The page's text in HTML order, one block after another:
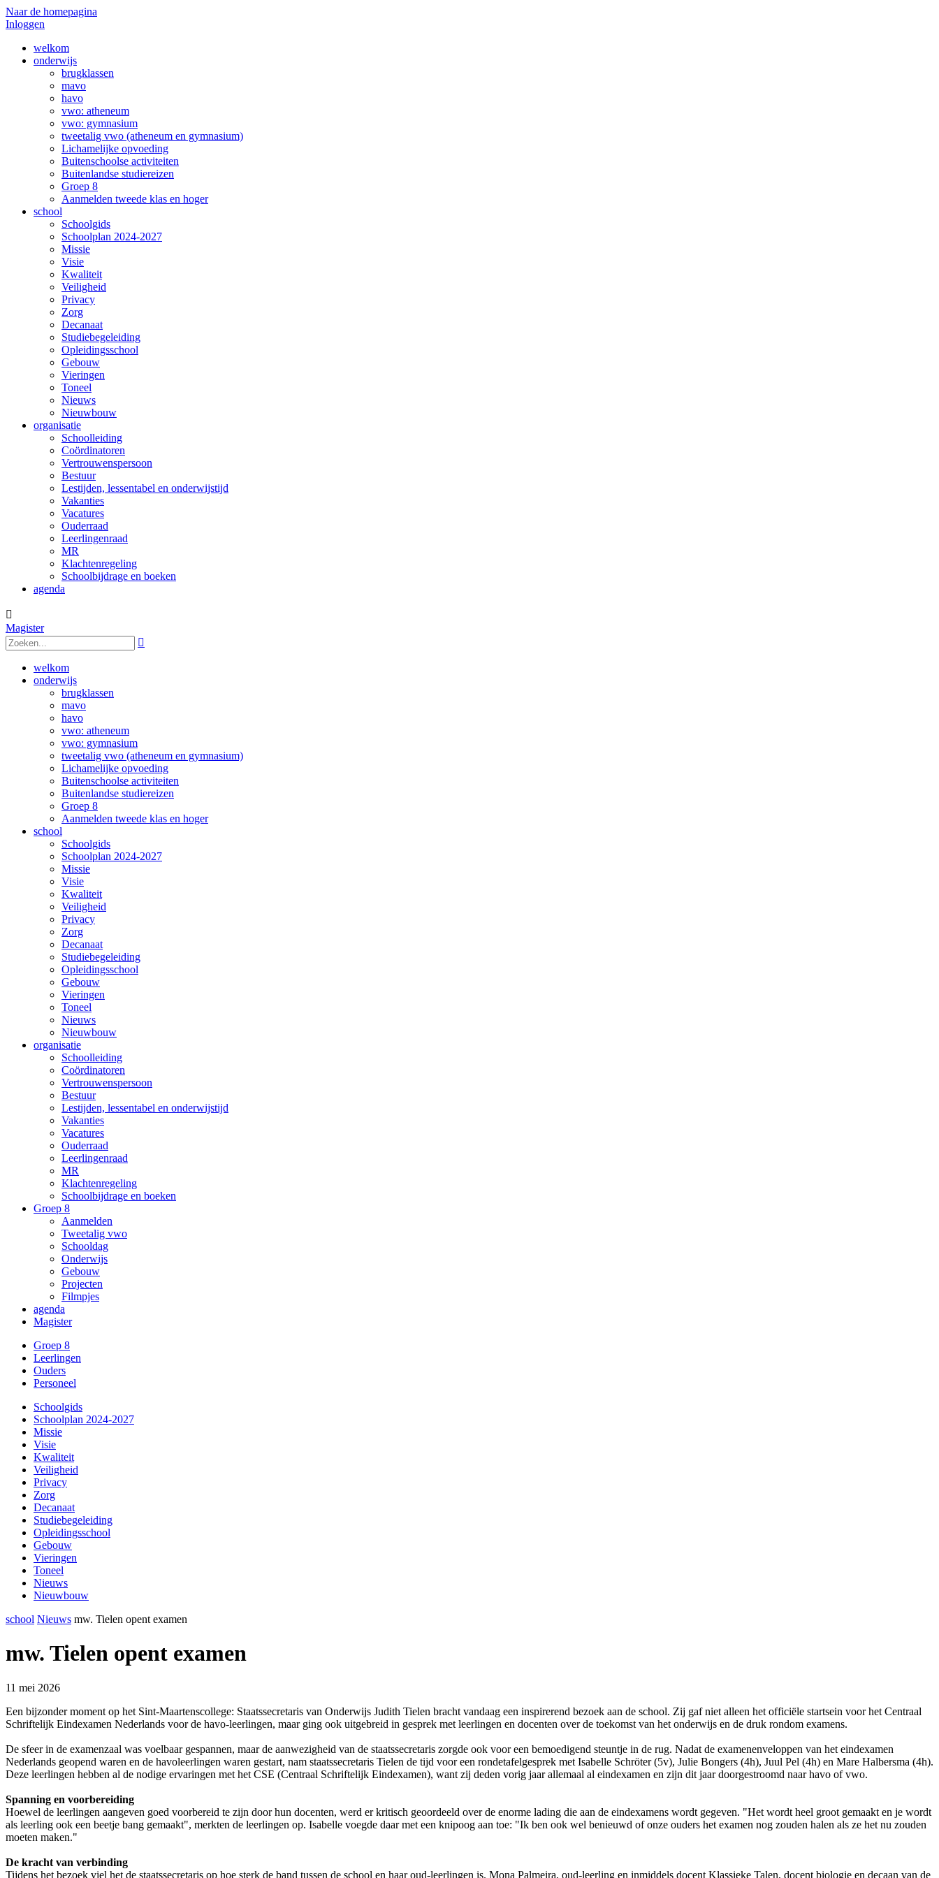
Naar de homepagina
Inloggen
welkom
onderwijs
brugklassen
mavo
havo
vwo: atheneum
vwo: gymnasium
tweetalig vwo (atheneum en gymnasium)
Lichamelijke opvoeding
Buitenschoolse activiteiten
Buitenlandse studiereizen
Groep 8
Aanmelden tweede klas en hoger
school
Schoolgids
Schoolplan 2024-2027
Missie
Visie
Kwaliteit
Veiligheid
Privacy
Zorg
Decanaat
Studiebegeleiding
Opleidingsschool
Gebouw
Vieringen
Toneel
Nieuws
Nieuwbouw
organisatie
Schoolleiding
Coördinatoren
Vertrouwenspersoon
Bestuur
Lestijden, lessentabel en onderwijstijd
Vakanties
Vacatures
Ouderraad
Leerlingenraad
MR
Klachtenregeling
Schoolbijdrage en boeken
agenda

Magister

welkom
onderwijs
brugklassen
mavo
havo
vwo: atheneum
vwo: gymnasium
tweetalig vwo (atheneum en gymnasium)
Lichamelijke opvoeding
Buitenschoolse activiteiten
Buitenlandse studiereizen
Groep 8
Aanmelden tweede klas en hoger
school
Schoolgids
Schoolplan 2024-2027
Missie
Visie
Kwaliteit
Veiligheid
Privacy
Zorg
Decanaat
Studiebegeleiding
Opleidingsschool
Gebouw
Vieringen
Toneel
Nieuws
Nieuwbouw
organisatie
Schoolleiding
Coördinatoren
Vertrouwenspersoon
Bestuur
Lestijden, lessentabel en onderwijstijd
Vakanties
Vacatures
Ouderraad
Leerlingenraad
MR
Klachtenregeling
Schoolbijdrage en boeken
Groep 8
Aanmelden
Tweetalig vwo
Schooldag
Onderwijs
Gebouw
Projecten
Filmpjes
agenda
Magister
Groep 8
Leerlingen
Ouders
Personeel
Schoolgids
Schoolplan 2024-2027
Missie
Visie
Kwaliteit
Veiligheid
Privacy
Zorg
Decanaat
Studiebegeleiding
Opleidingsschool
Gebouw
Vieringen
Toneel
Nieuws
Nieuwbouw
school Nieuws mw. Tielen opent examen
mw. Tielen opent examen
11 mei 2026
Een bijzonder moment op het Sint-Maartenscollege: Staatssecretaris van Onderwijs Judith Tielen bracht vandaag een inspirerend bezoek aan de school. Zij gaf niet alleen het officiële startsein voor het Centraal
Schriftelijk Eindexamen Nederlands voor de havo-leerlingen, maar ging ook uitgebreid in gesprek met leerlingen en docenten over de toekomst van het onderwijs en de druk rondom examens.
De sfeer in de examenzaal was voelbaar gespannen, maar de aanwezigheid van de staatssecretaris zorgde ook voor een bemoedigend steuntje in de rug. Nadat de examenenveloppen van het eindexamen
Nederlands geopend waren en de havoleerlingen waren gestart, nam staatssecretaris Tielen de tijd voor een rondetafelgesprek met Isabelle Schröter (5v), Julie Bongers (4h), Juul Pel (4h) en Mare Halbersma (4h).
Deze leerlingen hebben al de nodige ervaringen met het CSE (Centraal Schriftelijk Eindexamen), want zij deden vorig jaar allemaal al eindexamen en zijn dit jaar doorgestroomd naar havo of vwo.
Spanning en voorbereiding
Hoewel de leerlingen aangeven goed voorbereid te zijn door hun docenten, werd er kritisch geoordeeld over de enorme lading die aan de eindexamens wordt gegeven. "Het wordt heel groot gemaakt en je wordt
als leerling ook een beetje bang gemaakt", merkten de leerlingen op. Isabelle voegde daar met een knipoog aan toe: "Ik ben ook wel benieuwd of onze ouders het examen nog zouden halen als ze het nu zouden
moeten maken."
De kracht van verbinding
Tijdens het bezoek viel het de staatssecretaris op hoe sterk de band tussen de school en haar oud-leerlingen is. Mona Palmeira, oud-leerling en inmiddels docent Klassieke Talen, docent biologie en decaan van de